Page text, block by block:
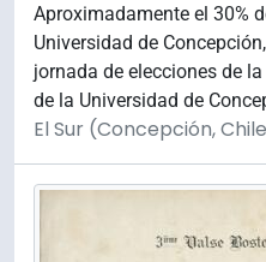
Aproximadamente el 30%
Universidad de
jornada de elecciones de
de la Universidad de
El Sur (Concepción,